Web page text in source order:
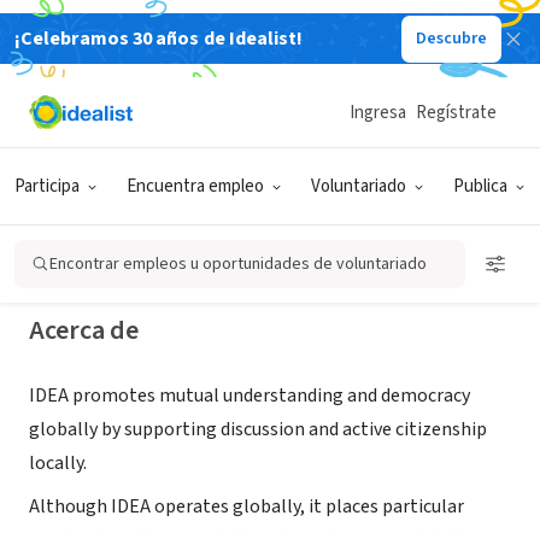
¡Celebramos 30 años de Idealist! Descubre
Participa Encuentra empleo Voluntariado Publica
Ingresa Regístrate
Encontrar empleos u oportunidades de voluntariado
ORGANIZACIÓN SIN FIN DE LUCRO
International Debate Education
Association
New York, NY www.idebate.org
Acerca de
IDEA promotes mutual understanding and democracy
globally by supporting discussion and active citizenship
locally.
Although IDEA operates globally, it places particular